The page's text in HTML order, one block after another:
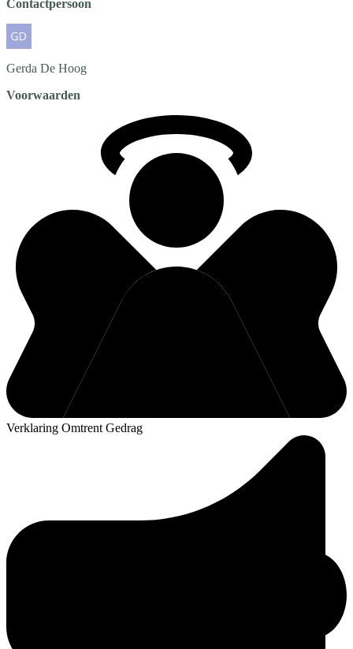
Contactpersoon
Gerda De Hoog
Voorwaarden
Verklaring Omtrent Gedrag